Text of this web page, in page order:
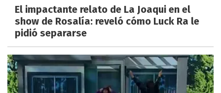
El impactante relato de La Joaqui en el
show de Rosalía: reveló cómo Luck Ra le
pidió separarse